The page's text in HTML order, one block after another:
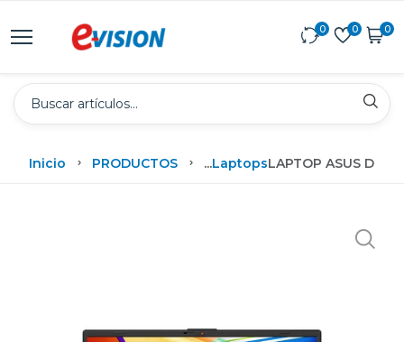
0 0 0
Inicio PRODUCTOS ...LaptopsLAPTOP ASUS DE